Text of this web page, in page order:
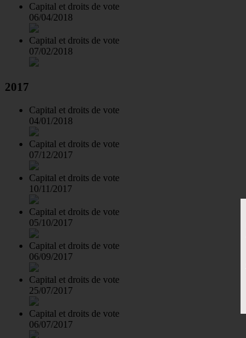
Capital et droits de vote
06/04/2018
Capital et droits de vote
07/02/2018
2017
Capital et droits de vote
04/01/2018
Capital et droits de vote
07/12/2017
Capital et droits de vote
10/11/2017
Capital et droits de vote
05/10/2017
Capital et droits de vote
06/09/2017
Capital et droits de vote
25/07/2017
Capital et droits de vote
06/07/2017